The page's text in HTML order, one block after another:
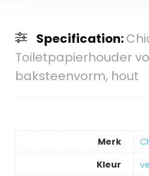
Specification:
Toiletpapierhouder
baksteenvorm, hout
Merk
Kleur